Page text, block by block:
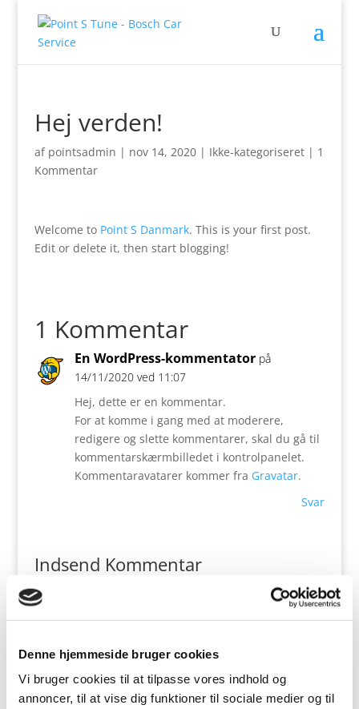
Denne hjemmeside bruger cookies
Vi bruger cookies til at tilpasse vores indhold og
annoncer, til at vise dig funktioner til sociale medier og til
Hej verden!
af pointsadmin | nov 14, 2020| Ikke-kategoriseret| 1
Kommentar
Welcome to Point S Danmark. This is your first post.
Edit or delete it, then start blogging!
1 Kommentar
En WordPress-kommentator på
14/11/2020 ved 11:07
Hej, dette er en kommentar.
For at komme i gang med at moderere,
redigere og slette kommentarer, skal du gå til
kommentarskærmbilledet i kontrolpanelet.
Kommentaravatarer kommer fra Gravatar.
Svar
Indsend Kommentar
Din e-mailadresse vil ikke blive publiceret.
Krævede
felter er markeret med